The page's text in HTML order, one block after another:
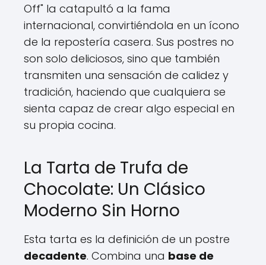
Off" la catapultó a la fama
internacional, convirtiéndola en un ícono
de la repostería casera. Sus postres no
son solo deliciosos, sino que también
transmiten una sensación de calidez y
tradición, haciendo que cualquiera se
sienta capaz de crear algo especial en
su propia cocina.
La Tarta de Trufa de
Chocolate: Un Clásico
Moderno Sin Horno
Esta tarta es la definición de un postre
decadente. Combina una base de